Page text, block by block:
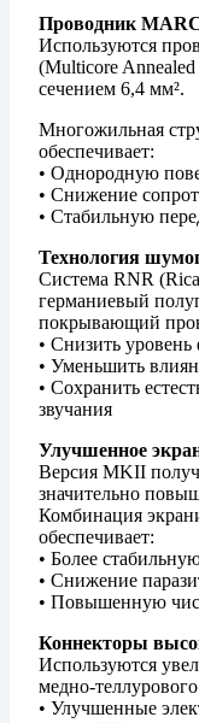
Проводник
Используются
(Multicore
сечением 6,4 мм².
Многожильная
обеспечивает:
• Однородную
• Снижение
• Стабильную
Технология
Система RNR
германиевый
покрывающий
• Снизить уровень
• Уменьшить
• Сохранить
звучания
Улучшенное
Версия MKII
значительно
Комбинация
обеспечивает:
• Более
• Снижение
• Повышенную
Коннекторы
Используются
медно-
• Улучшенные